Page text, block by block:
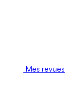
Mes revues